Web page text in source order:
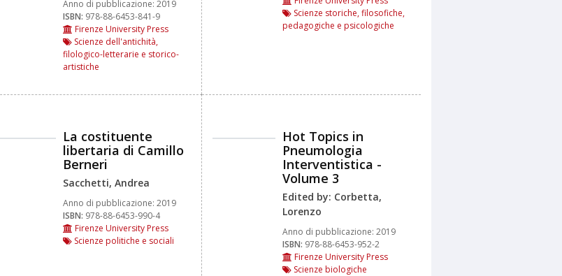
Anno di pubblicazione: 2019
ISBN: 978-88-6453-841-9
Firenze University Press
Scienze dell'antichità,
filologico-letterarie e storico-
artistiche
Scienze storiche, filosofiche,
pedagogiche e psicologiche
La costituente
libertaria di Camillo
Berneri
Sacchetti, Andrea
Anno di pubblicazione: 2019
ISBN: 978-88-6453-990-4
Firenze University Press
Scienze politiche e sociali
Hot Topics in
Pneumologia
Interventistica -
Volume 3
Edited by: Corbetta,
Lorenzo
Anno di pubblicazione: 2019
ISBN: 978-88-6453-952-2
Firenze University Press
Scienze biologiche